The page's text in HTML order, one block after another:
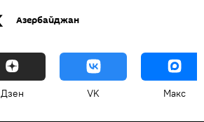
Азербайджан
Дзен VK Макс